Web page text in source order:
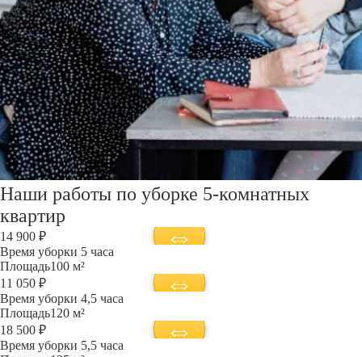
Наши работы по уборке 5-комнатных
квартир
14 900 ₽
Время уборки 5 часа
Площадь100 м²
11 050 ₽
Время уборки 4,5 часа
Площадь120 м²
18 500 ₽
Время уборки 5,5 часа